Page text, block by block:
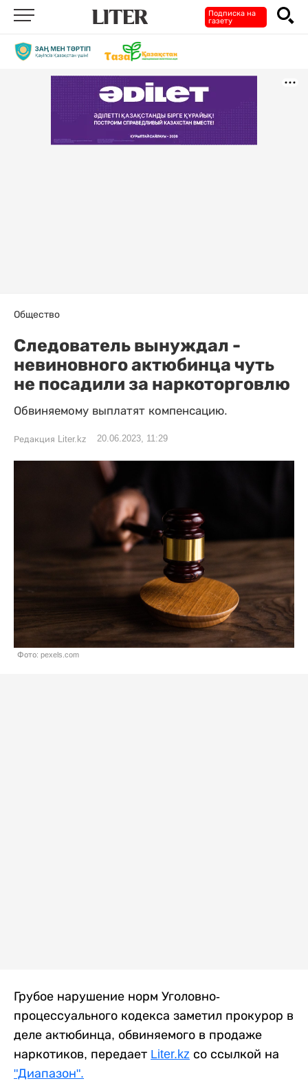
Подписка на
газету
Общество
Следователь вынуждал -
невиновного актюбинца чуть
не посадили за наркоторговлю
Обвиняемому выплатят компенсацию.
Редакция Liter.kz 20.06.2023, 11:29
Фото: pexels.com
Грубое нарушение норм Уголовно-
процессуального кодекса заметил прокурор в
деле актюбинца, обвиняемого в продаже
наркотиков, передает Liter.kz со ссылкой на
"Диапазон".